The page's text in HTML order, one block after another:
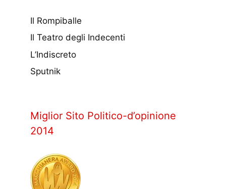
Il Rompiballe
Il Teatro degli Indecenti
L’Indiscreto
Sputnik
Miglior Sito Politico-d’opinione
2014